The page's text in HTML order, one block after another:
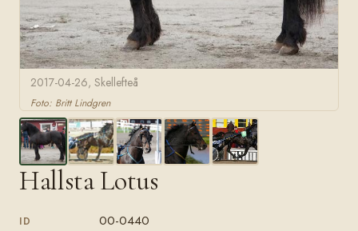
2017-04-26, Skellefteå
Foto: Britt Lindgren
Hallsta Lotus
ID 00-0440